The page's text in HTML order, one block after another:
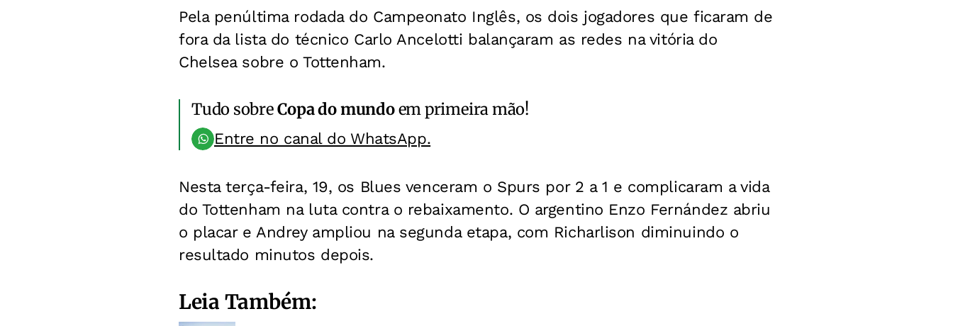
Pela penúltima rodada do Campeonato Inglês, os dois jogadores que ficaram de
fora da lista do técnico Carlo Ancelotti balançaram as redes na vitória do
Chelsea sobre o Tottenham.
Tudo sobreCopa do mundoem primeira mão!
Entre no canal do WhatsApp.
Nesta terça-feira, 19, os Blues venceram o Spurs por 2 a 1 e complicaram a vida
do Tottenham na luta contra o rebaixamento. O argentino Enzo Fernández abriu
o placar e Andrey ampliou na segunda etapa, com Richarlison diminuindo o
resultado minutos depois.
Leia Também: